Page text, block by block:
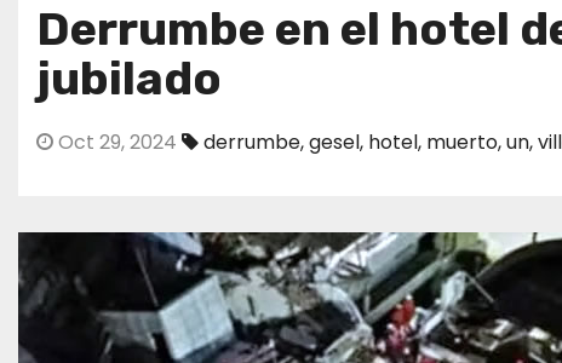
Derrumbe en el hotel
jubilado
Oct 29, 2024 derrumbe,gesel, hotel, muerto,un,